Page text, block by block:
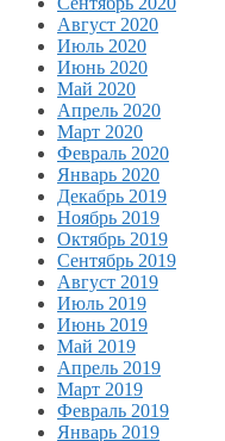
Август 2020
Июль 2020
Июнь 2020
Май 2020
Апрель 2020
Март 2020
Февраль 2020
Январь 2020
Декабрь 2019
Ноябрь 2019
Октябрь 2019
Сентябрь 2019
Август 2019
Июль 2019
Июнь 2019
Май 2019
Апрель 2019
Март 2019
Февраль 2019
Январь 2019